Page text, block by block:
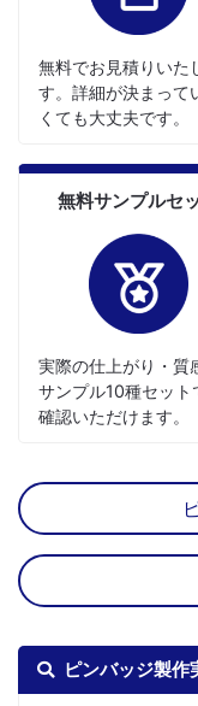
ピンバッジ製作
無料でお見積りいた
す。詳細が決まって
くても大丈夫です。
無料サンプルセ
実際の仕上がり・質
サンプル10種セット
確認いただけます。